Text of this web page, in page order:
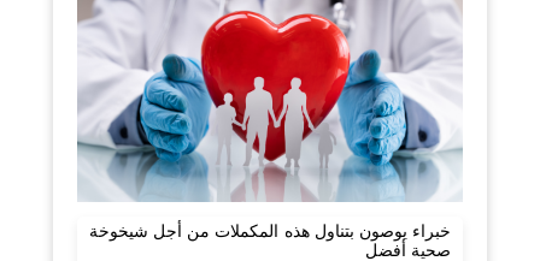
خبراء يوصون بتناول هذه المكملات من أجل شيخوخة
صحية أفضل